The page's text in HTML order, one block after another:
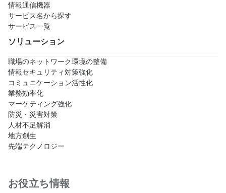
情報通信機器
サービス名から探す
サービス一覧
ソリューション
職場のネットワーク環境の整備
情報セキュリティ対策強化
コミュニケーション活性化
業務効率化
マーケティング強化
防災・災害対策
人材不足解消
地方創生
先端テクノロジー
お役立ち情報